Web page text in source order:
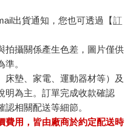
出貨通知，您也可透過【訂
拍攝關係產生色差，圖片僅供
。
床墊、家電、運動器材等）及
明為主。訂單完成收款確認
相關配送等細節。
費用，皆由廠商於約定配送時